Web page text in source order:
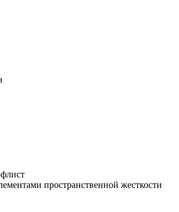
пространственной жесткости